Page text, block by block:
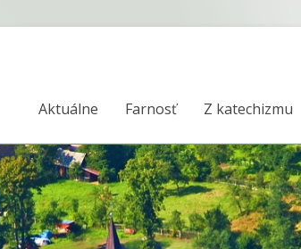
Aktuálne Farnosť Z katechizmu